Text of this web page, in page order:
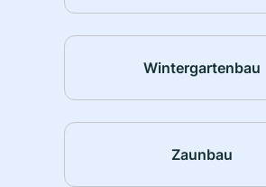
Wintergartenbau
Zaunbau